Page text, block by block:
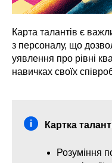
Карта талантів є
з персоналу, що
уявлення про рівні
навичках своїх
Картка
Розуміння